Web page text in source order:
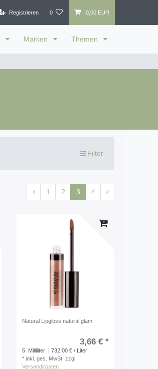
Registrieren 0 0,00 EUR
Marken Themen
Filter
1 2 3 4
Natural Lipgloss natural glam
3,66 € *
5 Milliliter | 732,00 € / Liter
*inkl. ges. MwSt. zzgl.
Versandkosten